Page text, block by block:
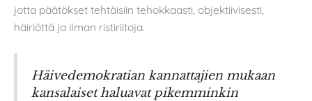
jotta päätökset tehtäisiin tehokkaasti, objektiivisesti,
häiriöttä ja ilman ristiriitoja.
Häivedemokratian kannattajien mukaan
kansalaiset haluavat pikemminkin